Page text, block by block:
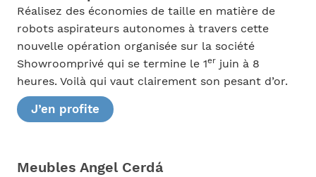
Réalisez des économies de taille en matière de
robots aspirateurs autonomes à travers cette
nouvelle opération organisée sur la société
Showroomprivé qui se termine le 1erjuin à 8
heures. Voilà qui vaut clairement son pesant d’or.
J’en profite
Meubles Angel Cerdá